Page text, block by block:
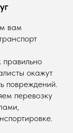
вам
правильно
окажут
повреждений.
перевозку